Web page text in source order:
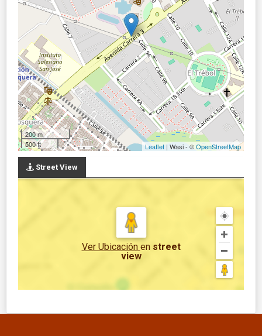
200 m
500 ft
Leaflet | Wasi - ©OpenStreetMap
Street View
Ver Ubicación en street
view